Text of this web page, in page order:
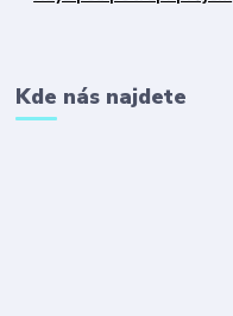
Kde nás najdete